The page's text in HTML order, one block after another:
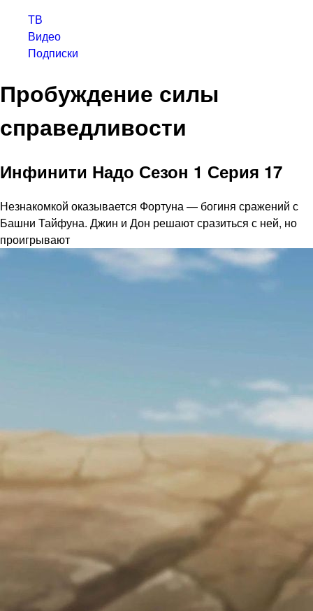
ТВ
Видео
Подписки
Пробуждение силы
справедливости
Инфинити Надо Сезон 1 Серия 17
Незнакомкой оказывается Фортуна — богиня сражений с
Башни Тайфуна. Джин и Дон решают сразиться с ней, но
проигрывают